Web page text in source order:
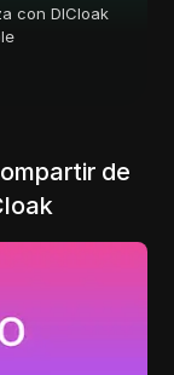
con DICloak
de